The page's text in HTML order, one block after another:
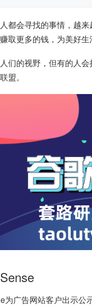
都会寻找的事情，越
取更多的钱，为美好生
们的视野，但有的人
盟。
广告网站客户出示公